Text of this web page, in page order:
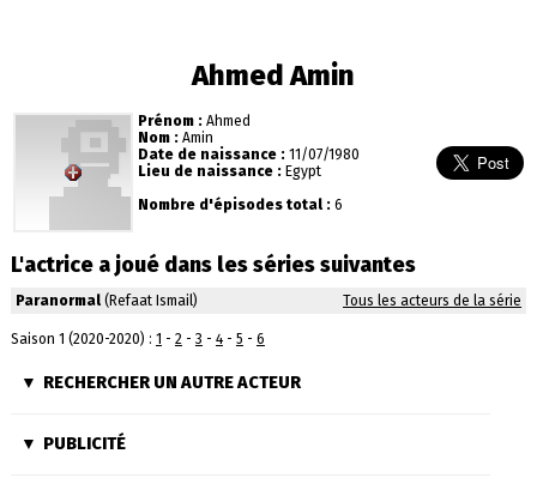
Ahmed Amin
Prénom : Ahmed
Nom : Amin
Date de naissance : 11/07/1980
Lieu de naissance : Egypt
Nombre d'épisodes total : 6
L'actrice a joué dans les séries suivantes
Paranormal(Refaat Ismail) Tous les acteurs de la série
Saison 1 (2020-2020) : 1 - 2- 3 - 4- 5 - 6
RECHERCHER UN AUTRE ACTEUR
PUBLICITÉ